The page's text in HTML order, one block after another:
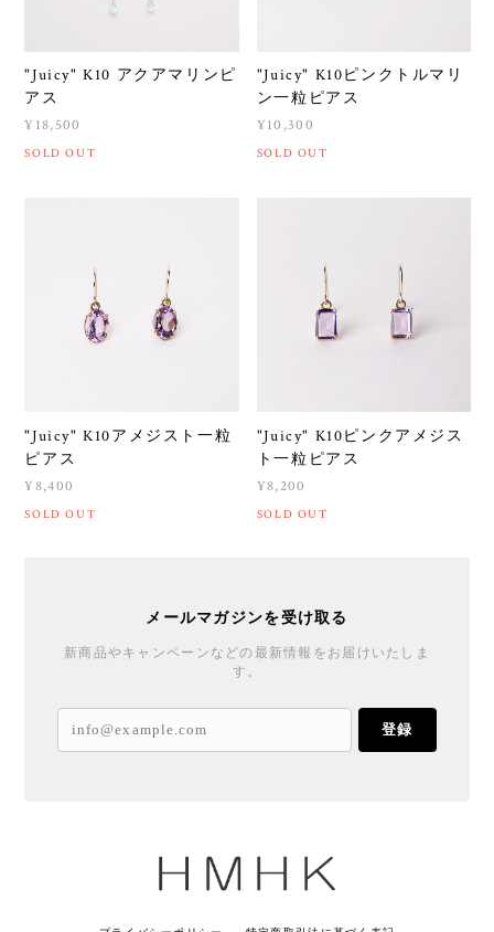
"Juicy" K10 アクアマリンピ
アス
¥18,500
SOLD OUT
"Juicy" K10ピンクトルマリ
ン一粒ピアス
¥10,300
SOLD OUT
"Juicy" K10アメジスト一粒
ピアス
¥8,400
SOLD OUT
"Juicy" K10ピンクアメジス
ト一粒ピアス
¥8,200
SOLD OUT
メールマガジンを受け取る
新商品やキャンペーンなどの最新情報をお届けいたしま
す。
登録